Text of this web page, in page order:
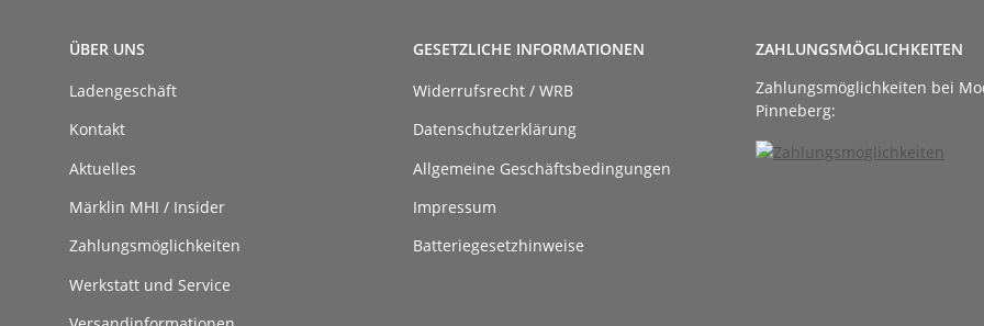
ÜBER UNS
Ladengeschäft
Kontakt
Aktuelles
Märklin MHI / Insider
Zahlungsmöglichkeiten
Werkstatt und Service
GESETZLICHE INFORMATIONEN
Widerrufsrecht / WRB
Datenschutzerklärung
Allgemeine Geschäftsbedingungen
Impressum
Batteriegesetzhinweise
ZAHLUNGSMÖGLICHKEITEN
Zahlungsmöglichkeiten bei
Pinneberg: